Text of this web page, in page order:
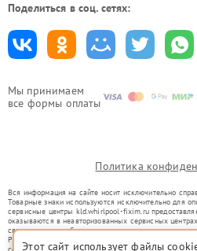
Мы принимаем
все формы оплаты
Поделиться в соц. сетях:
Политика
Вся информация на сайте носит исключительно
Товарные знаки используются исключительно для
сервисные центры kld.whirlpool-fixim.ru
оказываются в неавторизованных сервисных
связаны с правообладателями товарных знаков или
Ремонт осуществляется для устройств, уже
Этот сайт использует файлы